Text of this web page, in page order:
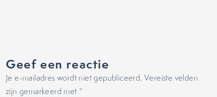
Geef een reactie
Je e-mailadres wordt niet gepubliceerd. Vereiste velden
zijn gemarkeerd met *